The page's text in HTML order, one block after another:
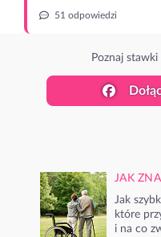
51 odpowiedzi
Poznaj
JAK
Jak
które
i na co